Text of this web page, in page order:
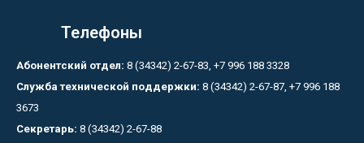
Телефоны
Абонентский отдел: 8 (34342) 2-67-83, +7 996 188 3328
Служба технической поддержки: 8 (34342) 2-67-87, +7 996 188
3673
Секретарь: 8 (34342) 2-67-88